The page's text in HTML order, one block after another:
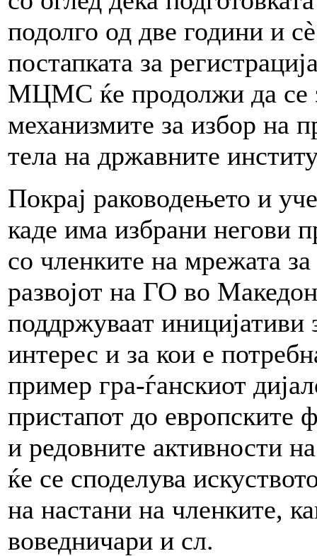
подолго од две години и
постапката за
МЦМС ќе продолжи да се
механизмите за избор на
тела на државните
Покрај раководењето и
каде има избрани негови
со членките на мрежата
развојот на ГО во
поддржуваат иницијативи
интерес и за кои е
пример гра-ѓанскиот
пристапот до
и редовните активности
ќе се споделува
на настани на членките,
воведничари и сл.